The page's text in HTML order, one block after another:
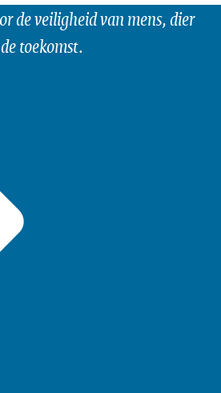
de veiligheid van mens, dier
toekomst.